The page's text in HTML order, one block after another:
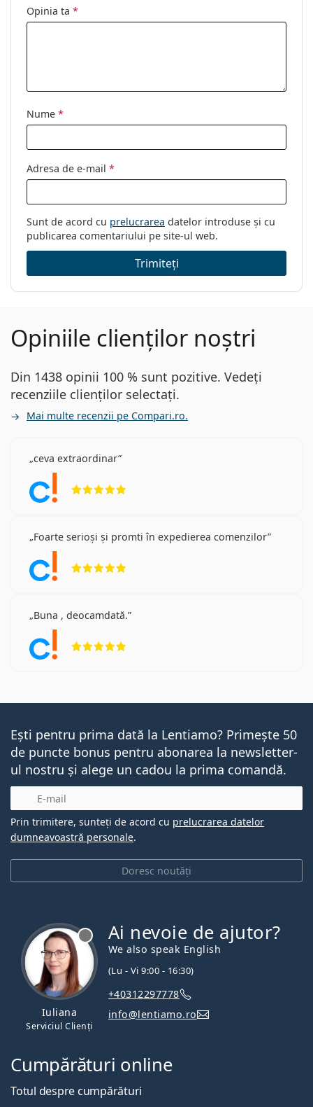
curățat:
Utilizare:
Modă
Cod:
BV1237S 003 57
Opinia ta *
Nume *
Adresa de e-mail *
Sunt de acord cu prelucrarea datelor introduse și cu
publicarea comentariului pe site-ul web.
Trimiteți
Opiniile clienților noștri
Din 1438 opinii 100 % sunt pozitive. Vedeți
recenziile clienților selectați.
Mai multe recenzii pe Compari.ro.
ceva extraordinar
Foarte serioși și promti în expedierea comenzilor
Buna , deocamdată.
Ești pentru prima dată la Lentiamo? Primește 50
de puncte bonus pentru abonarea la newsletter-
ul nostru și alege un cadou la prima comandă.
E-mail
Doresc noutăți
Prin trimitere, sunteți de acord cu prelucrarea datelor
dumneavoastră personale.
Iuliana
Serviciul Clienți
Ai nevoie de ajutor?
We also speak English
(Lu - Vi 9:00 - 16:30)
+40312297778
info@lentiamo.ro
Cumpărături online
Totul despre cumpărături